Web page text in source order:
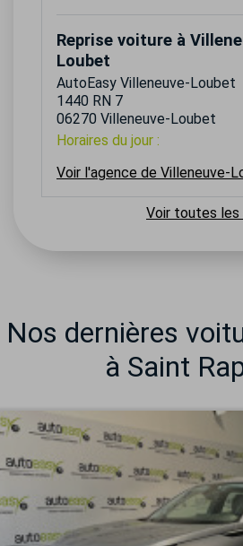
Reprise voiture à
Loubet
AutoEasy Villeneuve-Loubet
1440 RN 7
06270 Villeneuve-Loubet
Horaires du jour :
Voir l'agence de Villeneuve-
Voir toutes les
Nos dernières
à Saint